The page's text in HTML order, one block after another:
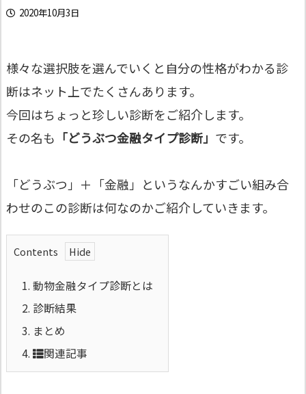
2020年10月3日
様々な選択肢を選んでいくと自分の性格がわかる診
断はネット上でたくさんあります。
今回はちょっと珍しい診断をご紹介します。
その名も 「どうぶつ金融タイプ診断」 です。
「どうぶつ」＋「金融」というなんかすごい組み合
わせのこの診断は何なのかご紹介していきます。
Contents
1. 動物金融タイプ診断とは
2. 診断結果
3. まとめ
4.
関連記事